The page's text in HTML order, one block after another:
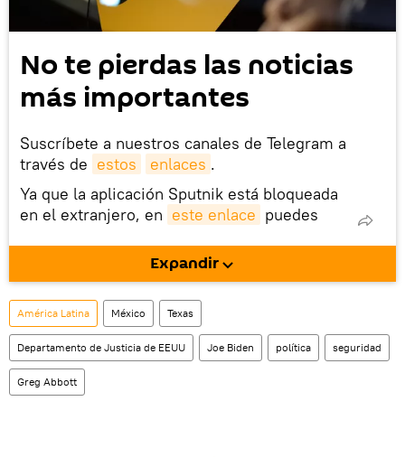
No te pierdas las noticias
más importantes
Suscríbete a nuestros canales de Telegram a
través de estos enlaces .
Ya que la aplicación Sputnik está bloqueada
en el extranjero, en este enlace puedes
móvil (¡solo para Android!).
También tenemos una cuenta en la red
social rusa VK .
Expandir
América Latina México Texas
Departamento de Justicia de EEUU Joe Biden política seguridad
Greg Abbott